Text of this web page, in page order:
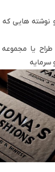
نوشته هایی
یا مجموعه
سرمایه